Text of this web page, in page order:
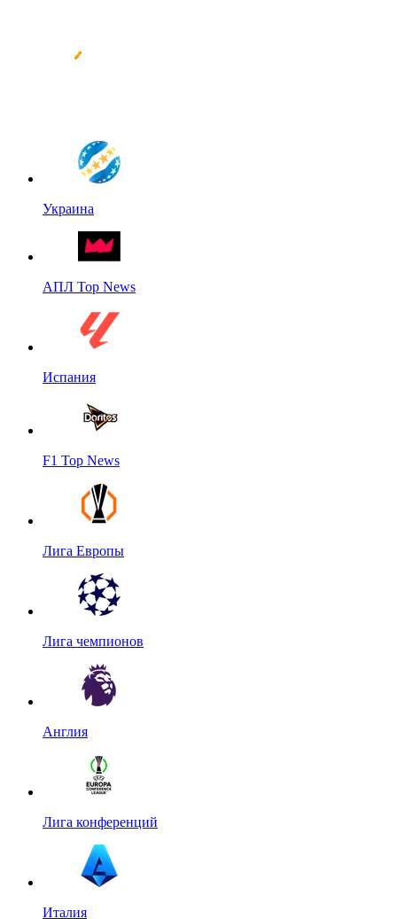
Украина
АПЛ Top News
Испания
F1 Top News
Лига Европы
Лига чемпионов
Англия
Лига конференций
Италия